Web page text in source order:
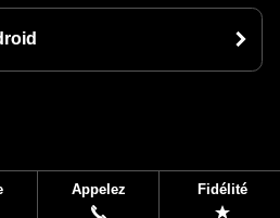
Appelez Fidélité